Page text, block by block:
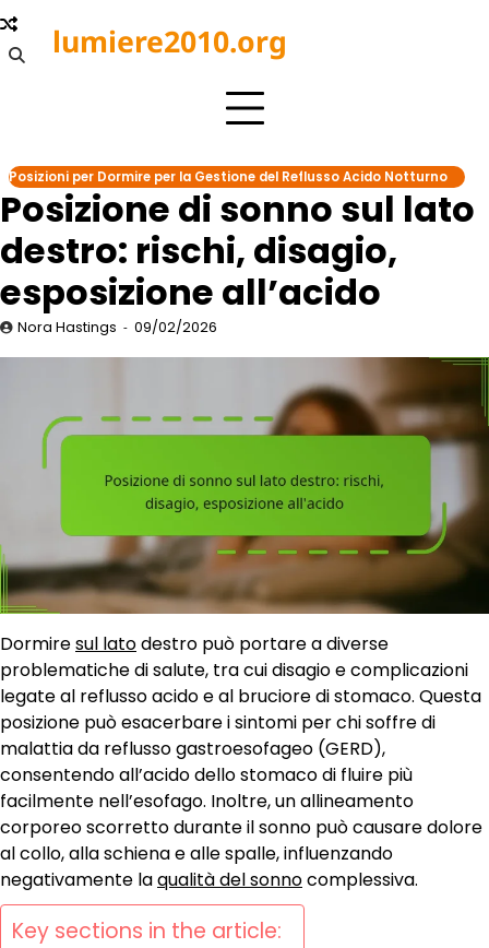
Skip
to
content
lumiere2010.org
Posizioni per Dormire per la Gestione del Reflusso Acido Notturno
Posizione di sonno sul lato
destro: rischi, disagio,
esposizione all’acido
Nora Hastings 09/02/2026
Dormiresul latodestro può portare a diverse
problematiche di salute, tra cui disagio e complicazioni
legate al reflusso acido e al bruciore di stomaco. Questa
posizione può esacerbare i sintomi per chi soffre di
malattia da reflusso gastroesofageo (GERD),
consentendo all’acido dello stomaco di fluire più
facilmente nell’esofago. Inoltre, un allineamento
corporeo scorretto durante il sonno può causare dolore
al collo, alla schiena e alle spalle, influenzando
negativamente laqualità del sonnocomplessiva.
Key sections in the article: